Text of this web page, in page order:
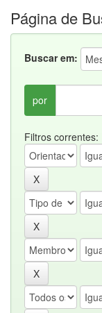
Página de
Buscar em:
por
Filtros correntes: